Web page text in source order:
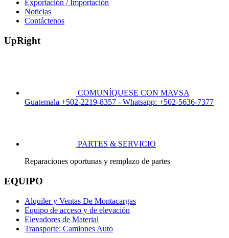
Exportación / Importación
Noticias
Contáctenos
UpRight
COMUNÍQUESE CON MAVSA
Guatemala +502-2219-8357 - Whatsapp: +502-5636-7377
PARTES & SERVICIO
Reparaciones oportunas y remplazo de partes
EQUIPO
Alquiler y Ventas De Montacargas
Equipo de acceso y de elevación
Elevadores de Material
Transporte: Camiones Auto